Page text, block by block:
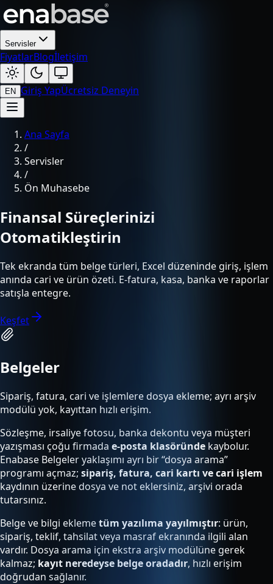
Servisler
FiyatlarBlogİletişim
EN Giriş YapÜcretsiz Deneyin
Ana Sayfa
/
Servisler
/
Ön Muhasebe
Finansal Süreçlerinizi
Otomatikleştirin
Tek ekranda tüm belge türleri, Excel düzeninde giriş, işlem
anında cari ve ürün özeti. E-fatura, kasa, banka ve raporlar
satışla entegre.
Keşfet
Belgeler
Sipariş, fatura, cari ve işlemlere dosya ekleme; ayrı arşiv
modülü yok, kayıttan hızlı erişim.
Sözleşme, irsaliye fotosu, banka dekontu veya müşteri
yazışması çoğu firmada e-posta klasöründe kaybolur.
Enabase Belgeler yaklaşımı ayrı bir “dosya arama”
programı açmaz; sipariş, fatura, cari kartı ve cari işlem
kaydının üzerine dosya ve not eklersiniz, arşivi orada
tutarsınız.
Belge ve bilgi eklemetüm yazılıma yayılmıştır: ürün,
sipariş, teklif, tahsilat veya masraf ekranında ilgili alan
vardır. Dosya arama için ekstra arşiv modülüne gerek
kalmaz; kayıt neredeyse belge oradadır, hızlı erişim
doğrudan sağlanır.